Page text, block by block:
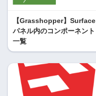
【Grasshopper】Surface
パネル内のコンポーネント
一覧